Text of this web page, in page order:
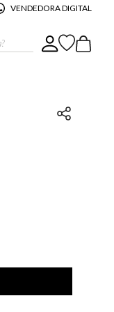
VENDEDORA DIGITAL